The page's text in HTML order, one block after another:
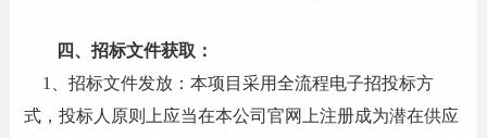
四、招标文件获取：
1、招标文件发放：本项目采用全流程电子招投标方
式，投标人原则上应当在本公司官网上注册成为潜在供应